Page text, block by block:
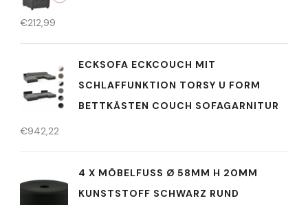
€212,99
ECKSOFA ECKCOUCH MIT
SCHLAFFUNKTION TORSY U FORM
BETTKÄSTEN COUCH SOFAGARNITUR
€942,22
4 X MÖBELFUSS Ø 58MM H 20MM K
UNSTSTOFF SCHWARZ RUND M